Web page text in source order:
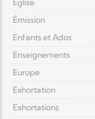
Eglise
Émission
Enfants et Ados
Enseignements
Europe
Exhortation
Exhortations